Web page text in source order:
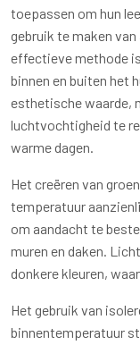
toepassen om hun
gebruik te maken
effectieve methode
binnen en buiten het
esthetische waarde,
luchtvochtigheid te
warme dagen.
Het creëren van
temperatuur
om aandacht te
muren en daken.
donkere kleuren,
Het gebruik van
binnentemperatuur